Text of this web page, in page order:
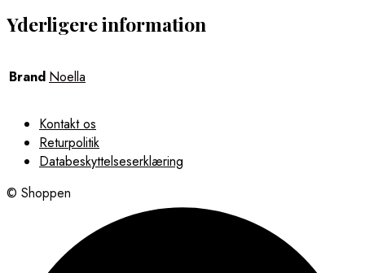
Yderligere information
Brand Noella
Kontakt os
Returpolitik
Databeskyttelseserklæring
© Shoppen